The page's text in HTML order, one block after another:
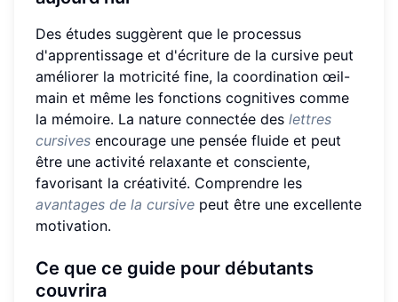
Des études suggèrent que le processus
d'apprentissage et d'écriture de la cursive peut
améliorer la motricité fine, la coordination œil-
main et même les fonctions cognitives comme
la mémoire. La nature connectée des lettres
cursives encourage une pensée fluide et peut
être une activité relaxante et consciente,
favorisant la créativité. Comprendre les
avantages de la cursive peut être une excellente
motivation.
Ce que ce guide pour débutants
couvrira